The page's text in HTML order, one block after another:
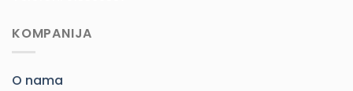
KOMPANIJA
O nama